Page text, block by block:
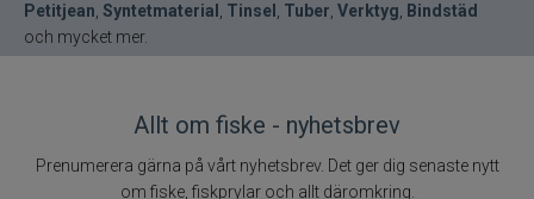
Petitjean, Syntetmaterial , Tinsel , Tuber, Verktyg, Bindstäd
och mycket mer.
Allt om fiske - nyhetsbrev
Prenumerera gärna på vårt nyhetsbrev. Det ger dig senaste nytt
om fiske, fiskprylar och allt däromkring.